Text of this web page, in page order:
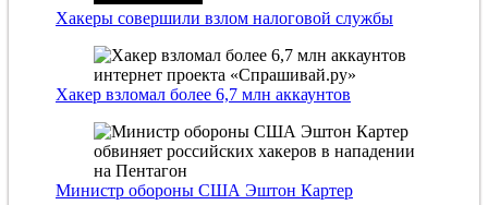
Хакеры совершили взлом налоговой службы
Хакер взломал более 6,7 млн аккаунтов
Министр обороны США Эштон Картер